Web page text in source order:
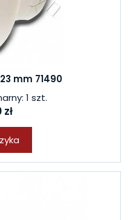
mm 71490
1 szt.
zł